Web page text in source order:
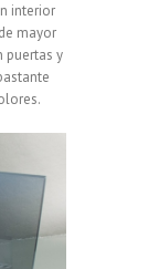
interior
mayor
puertas y